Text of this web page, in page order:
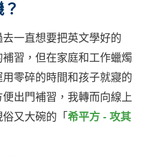
一直想要把英文學好的
習，但在家庭和工作蠟燭
零碎的時間和孩子就寢的
出門補習，我轉而向線上
又大碗的「 希平方 - 攻其